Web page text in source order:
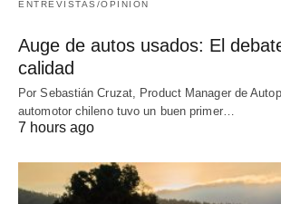
ENTREVISTAS/OPINIÓN
Auge de autos usados: El
calidad
Por Sebastián Cruzat, Product Manager de
automotor chileno tuvo un buen primer…
7 hours ago